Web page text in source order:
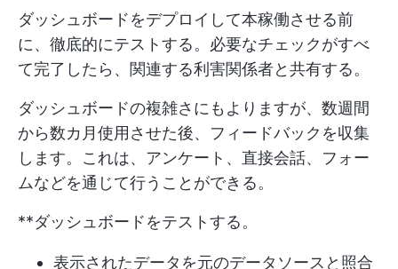
ダッシュボードをデプロイして本稼働させる前
に、徹底的にテストする。必要なチェックがすべ
て完了したら、関連する利害関係者と共有する。
ダッシュボードの複雑さにもよりますが、数週間
から数カ月使用させた後、フィードバックを収集
します。これは、アンケート、直接会話、フォー
ムなどを通じて行うことができる。
**ダッシュボードをテストする。
表示されたデータを元のデータソースと照合